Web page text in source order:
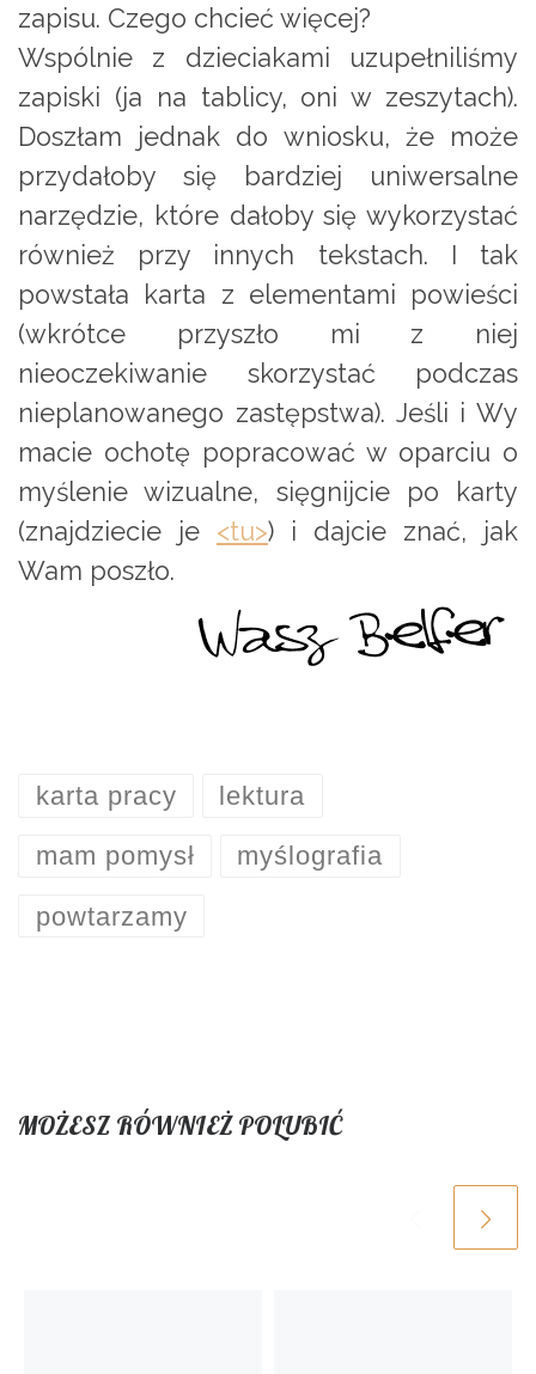
zapisu. Czego chcieć więcej?
Wspólnie z dzieciakami uzupełniliśmy
zapiski (ja na tablicy, oni w zeszytach).
Doszłam jednak do wniosku, że może
przydałoby się bardziej uniwersalne
narzędzie, które dałoby się wykorzystać
również przy innych tekstach. I tak
powstała karta z elementami powieści
(wkrótce przyszło mi z niej
nieoczekiwanie skorzystać podczas
nieplanowanego zastępstwa). Jeśli i Wy
macie ochotę popracować w oparciu o
myślenie wizualne, sięgnijcie po karty
(znajdziecie je <tu>) i dajcie znać, jak
Wam poszło.
karta pracy lektura
mam pomysł myślografia
powtarzamy
MOŻESZ RÓWNIEŻ POLUBIĆ